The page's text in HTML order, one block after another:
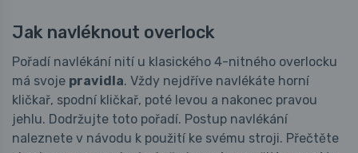
Jak navléknout overlock
Pořadí navlékání nití u klasického 4-nitného overlocku
má svoje pravidla. Vždy nejdříve navlékáte horní
kličkař, spodní kličkař, poté levou a nakonec pravou
jehlu. Dodržujte toto pořadí. Postup navlékání
naleznete v návodu k použití ke svému stroji. Přečtěte